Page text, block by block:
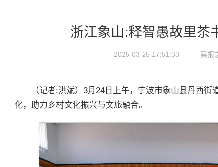
浙江象山:释智愚故里茶
2025-03-25 17:51:33 晨报
（记者:洪斌）3月24日上午，宁波市象山县丹西
化，助力乡村文化振兴与文旅融合。